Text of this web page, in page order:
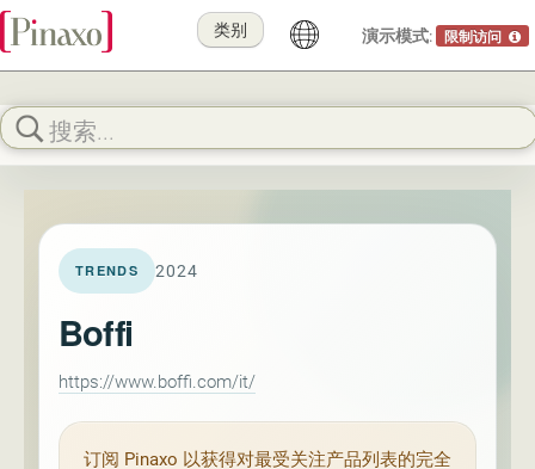
演示模式: 限制访问
类别
TRENDS 2024
Boffi
https://www.boffi.com/it/
订阅 Pinaxo 以获得对最受关注产品列表的完全